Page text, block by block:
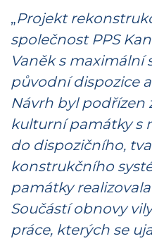
„Projekt
společnost PPS
Vaněk s maximální
původní dispozice
Návrh byl podřízen
kulturní památky s
do dispozičního,
konstrukčního
památky
Součástí obnovy
práce, kterých se